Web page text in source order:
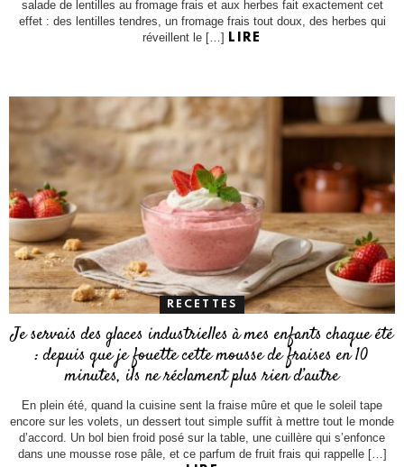
salade de lentilles au fromage frais et aux herbes fait exactement cet
effet : des lentilles tendres, un fromage frais tout doux, des herbes qui
réveillent le […] LIRE
RECETTES
Je servais des glaces industrielles à mes enfants chaque été
: depuis que je fouette cette mousse de fraises en 10
minutes, ils ne réclament plus rien d’autre
En plein été, quand la cuisine sent la fraise mûre et que le soleil tape
encore sur les volets, un dessert tout simple suffit à mettre tout le monde
d’accord. Un bol bien froid posé sur la table, une cuillère qui s’enfonce
dans une mousse rose pâle, et ce parfum de fruit frais qui rappelle […]